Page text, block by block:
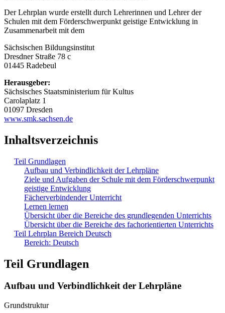
Der Lehrplan wurde erstellt durch Lehrerinnen und Lehrer der
Schulen mit dem Förderschwerpunkt geistige Entwicklung in
Zusammenarbeit mit dem
Sächsischen Bildungsinstitut
Dresdner Straße 78 c
01445 Radebeul
Herausgeber:
Sächsisches Staatsministerium für Kultus
Carolaplatz 1
01097 Dresden
www.smk.sachsen.de
Inhaltsverzeichnis
Teil Grundlagen
Aufbau und Verbindlichkeit der Lehrpläne
Ziele und Aufgaben der Schule mit dem Förderschwerpunkt
geistige Entwicklung
Fächerverbindender Unterricht
Lernen lernen
Übersicht über die Bereiche des grundlegenden Unterrichts
Übersicht über die Bereiche des fachorientierten Unterrichts
Teil Lehrplan Bereich Deutsch
Bereich: Deutsch
Teil Grundlagen
Aufbau und Verbindlichkeit der Lehrpläne
Grundstruktur